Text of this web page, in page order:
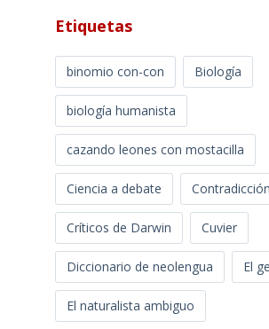
Etiquetas
binomio con-con Biología
biología humanista
cazando leones con mostacilla
Ciencia a debate Contradicción
Críticos de Darwin Cuvier
Diccionario de neolengua El
El naturalista ambiguo